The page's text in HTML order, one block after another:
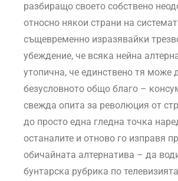
разбиращо своето собствено
относно някои страни на
същевременно изразявайки
убеждение, че всяка нейна
утопична, че единствено тя може
безусловното общо благо –
свежда опита за революция от
до просто една гледна точка
останалите и отново го изправя
обичайната алтернатива – да
бунтарска рубрика по